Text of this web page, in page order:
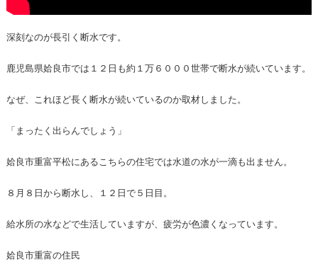
深刻なのが長引く断水です。
鹿児島県姶良市では１２日も約１万６０００世帯で断水が続いています。
なぜ、これほど長く断水が続いているのか取材しました。
「まったく出らんでしょう」
姶良市重富平松にあるこちらの住宅では水道の水が一滴も出ません。
８月８日から断水し、１２日で５日目。
給水所の水などで生活していますが、疲労が色濃くなっています。
姶良市重富の住民